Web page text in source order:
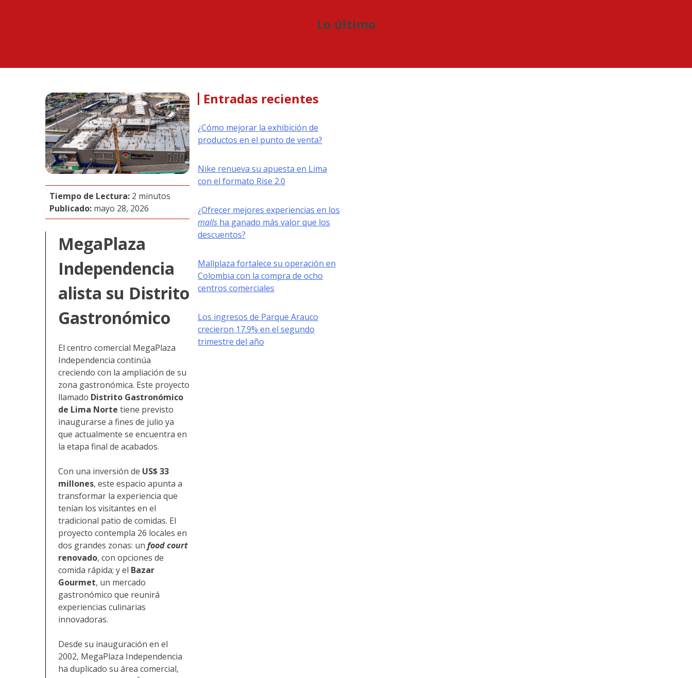
Lo último
Tiempo de Lectura: 2 minutos
Publicado: mayo 28, 2026
MegaPlaza
Independencia
alista su Distrito
Gastronómico
El centro comercial MegaPlaza
Independencia continúa
creciendo con la ampliación de su
zona gastronómica. Este proyecto
llamado Distrito Gastronómico
de Lima Norte tiene previsto
inaugurarse a fines de julio ya
que actualmente se encuentra en
la etapa final de acabados.
Con una inversión de US$ 33
millones, este espacio apunta a
transformar la experiencia que
tenían los visitantes en el
tradicional patio de comidas. El
proyecto contempla 26 locales en
dos grandes zonas: un food court
renovado, con opciones de
comida rápida; y el Bazar
Gourmet, un mercado
gastronómico que reunirá
experiencias culinarias
innovadoras.
Desde su inauguración en el
2002, MegaPlaza Independencia
ha duplicado su área comercial,
Entradas recientes
¿Cómo mejorar la exhibición de
productos en el punto de venta?
Nike renueva su apuesta en Lima
con el formato Rise 2.0
¿Ofrecer mejores experiencias en los
malls ha ganado más valor que los
descuentos?
Mallplaza fortalece su operación en
Colombia con la compra de ocho
centros comerciales
Los ingresos de Parque Arauco
crecieron 17.9% en el segundo
trimestre del año